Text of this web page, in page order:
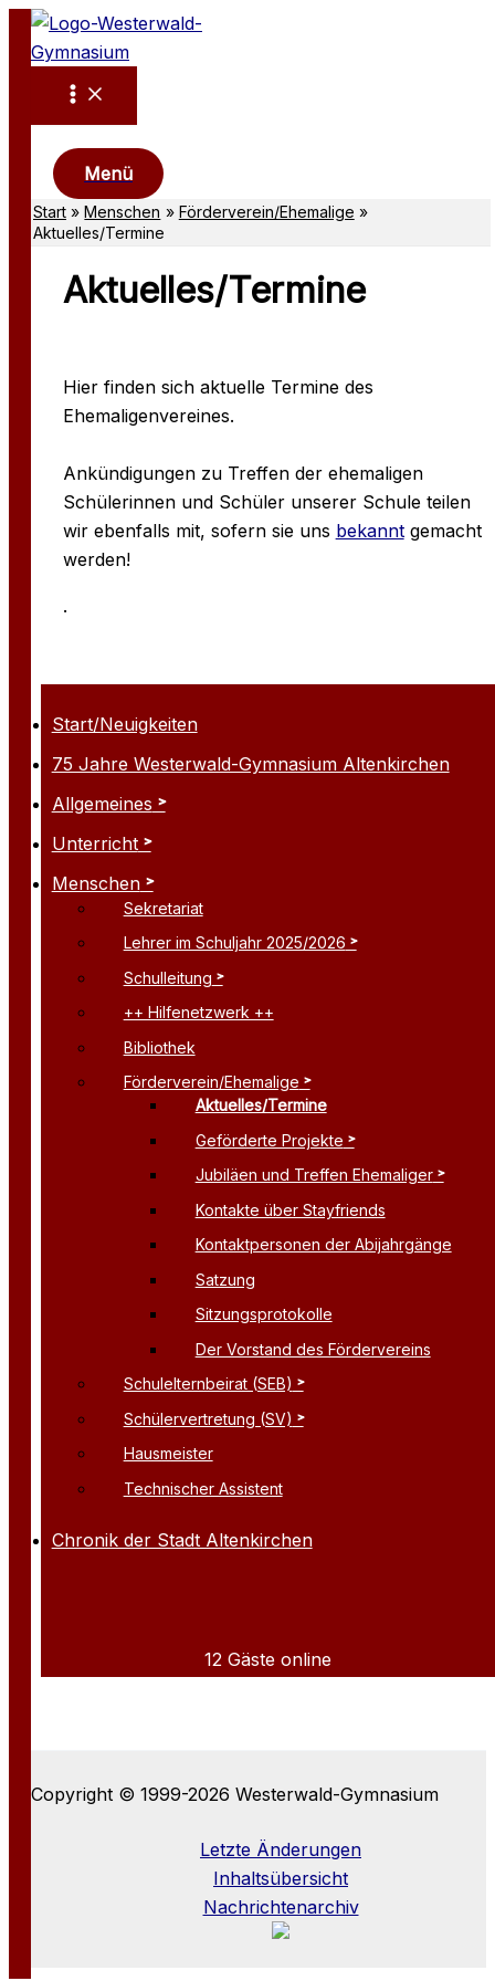
Zum
Inhalt
springen
Menü
Start Menschen
Förderverein/Ehemalige
Aktuelles/Termine
Start/Neuigkeiten
75 Jahre Westerwald-Gymnasium Altenkirchen
Allgemeines
Unterricht
Menschen
Sekretariat
Lehrer im Schuljahr 2025/2026
Schulleitung
++ Hilfenetzwerk ++
Bibliothek
Förderverein/Ehemalige
Aktuelles/Termine
Geförderte Projekte
Jubiläen und Treffen Ehemaliger
Kontakte über Stayfriends
Kontaktpersonen der Abijahrgänge
Satzung
Sitzungsprotokolle
Der Vorstand des Fördervereins
Schulelternbeirat (SEB)
Schülervertretung (SV)
Hausmeister
Technischer Assistent
Chronik der Stadt Altenkirchen
12 Gäste online
Aktuelles/Termine
Hier finden sich aktuelle Termine des
Ehemaligenvereines.
Ankündigungen zu Treffen der ehemaligen
Schülerinnen und Schüler unserer Schule teilen
wir ebenfalls mit, sofern sie uns bekanntgemacht
werden!
.
Copyright © 1999-2026 Westerwald-Gymnasium
Letzte Änderungen
Inhaltsübersicht
Nachrichtenarchiv